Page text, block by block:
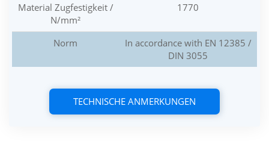
Material Zugfestigkeit /
N/mm²
1770
Norm
In accordance with EN 12385 /
DIN 3055
TECHNISCHE ANMERKUNGEN